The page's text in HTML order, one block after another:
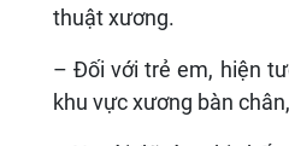
thuật xương.
– Đối với trẻ em, hiện
khu vực xương bàn